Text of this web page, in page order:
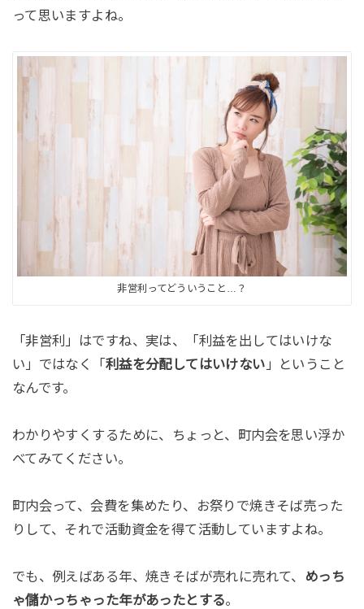
って思いますよね。
非営利ってどういうこと…？
「非営利」はですね、実は、「利益を出してはいけな
い」ではなく「利益を分配してはいけない 」ということ
なんです。
わかりやすくするために、ちょっと、町内会を思い浮か
べてみてください。
町内会って、会費を集めたり、お祭りで焼きそば売った
りして、それで活動資金を得て活動していますよね。
でも、例えばある年、焼きそばが売れに売れて、
めっち
ゃ儲かっちゃった年があったとする。